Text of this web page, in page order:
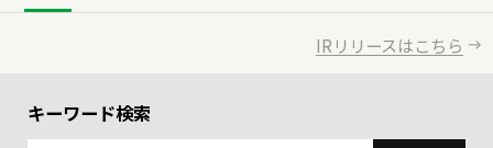
トップメッセージ
事業紹介
サステナビリティ
トップメッセージ
健康価値の創造
IRリリースはこちら
キーワード検索